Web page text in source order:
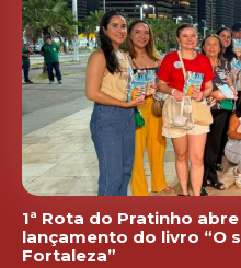
1ª Rota do Pratinho
lançamento do livro “O
Fortaleza”